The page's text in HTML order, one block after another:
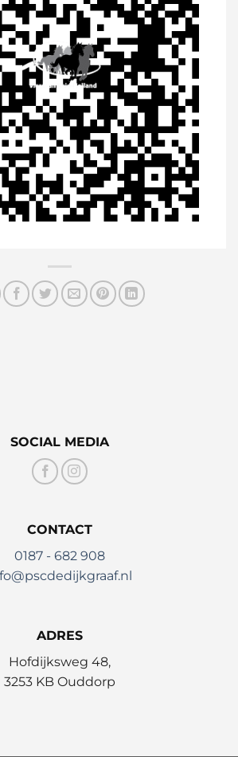
SOCIAL MEDIA
CONTACT
0187 - 682 908
ADRES
Hofdijksweg 48,
3253 KB Ouddorp